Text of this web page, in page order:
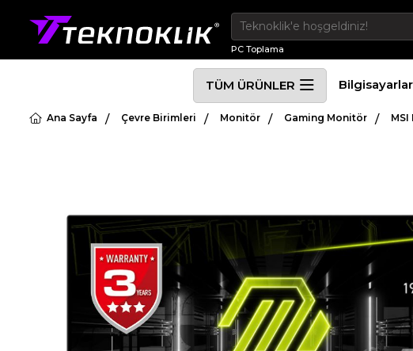
PC Toplama
TÜM ÜRÜNLER Bilgisayarlar
Ana Sayfa Çevre Birimleri Monitör Gaming Monitör MSI